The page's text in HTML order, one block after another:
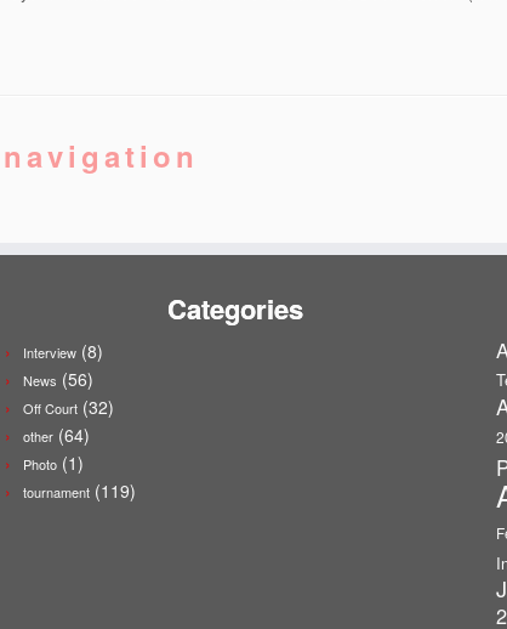
Categories
Interview (8)
News (56)
Off Court (32)
other (64)
Photo (1)
tournament (119)